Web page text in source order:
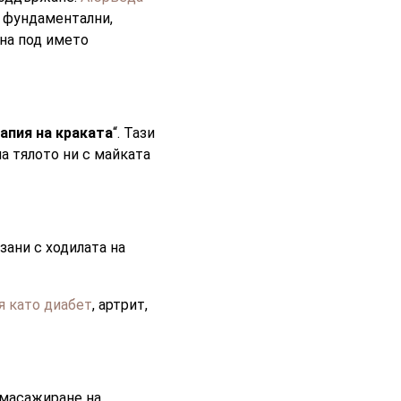
под името
на краката“. Тази
тялото ни с майката
с ходилата на
като диабет, артрит,